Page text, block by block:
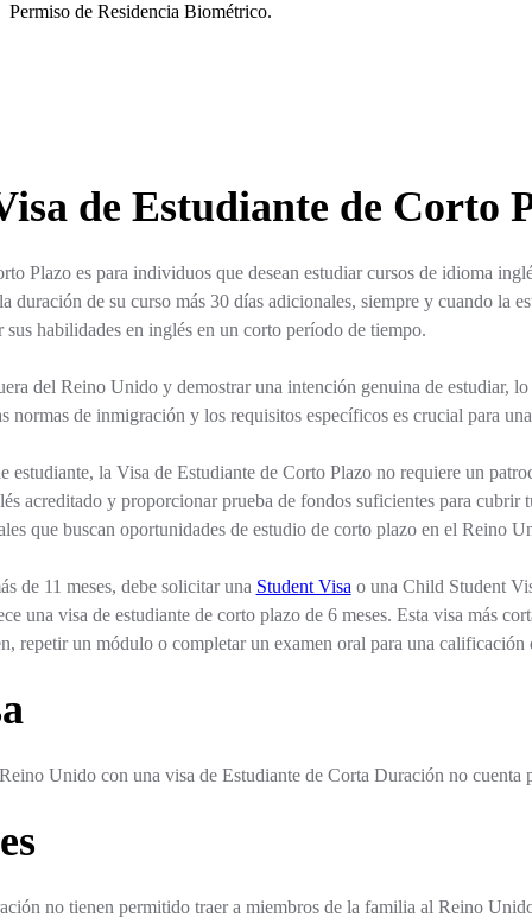
Permiso de Residencia Biométrico.
de Estudiante de Corto
Plazo es para individuos que desean estudiar cursos de idioma
duración de su curso más 30 días adicionales, siempre y cuando la
sus habilidades en inglés en un corto período de tiempo.
del Reino Unido y demostrar una intención genuina de estudiar,
normas de inmigración y los requisitos específicos es crucial para
estudiante, la Visa de Estudiante de Corto Plazo no requiere un
acreditado y proporcionar prueba de fondos suficientes para cubrir
que buscan oportunidades de estudio de corto plazo en el Reino
de 11 meses, debe solicitar una Student Visa o una Child Student
una visa de estudiante de corto plazo de 6 meses. Esta visa más
repetir un módulo o completar un examen oral para una calificación
Unido con una visa de Estudiante de Corta Duración no
no tienen permitido traer a miembros de la familia al Reino